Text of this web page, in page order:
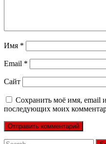
Имя *
Email *
Сайт
Сохранить моё имя, email
последующих моих